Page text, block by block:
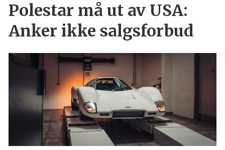
Polestar må ut av USA:
Anker ikke salgsforbud